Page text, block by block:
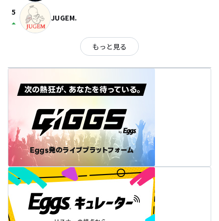
5
arrow_drop_up JUGEM.
もっと見る